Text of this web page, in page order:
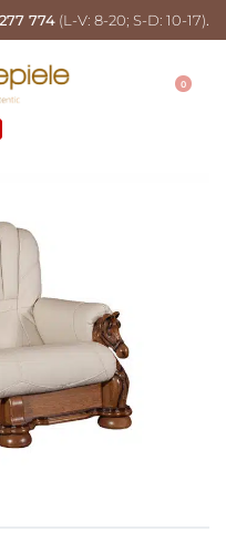
774 (L-V: 8-20; S-D: 10-17).
0